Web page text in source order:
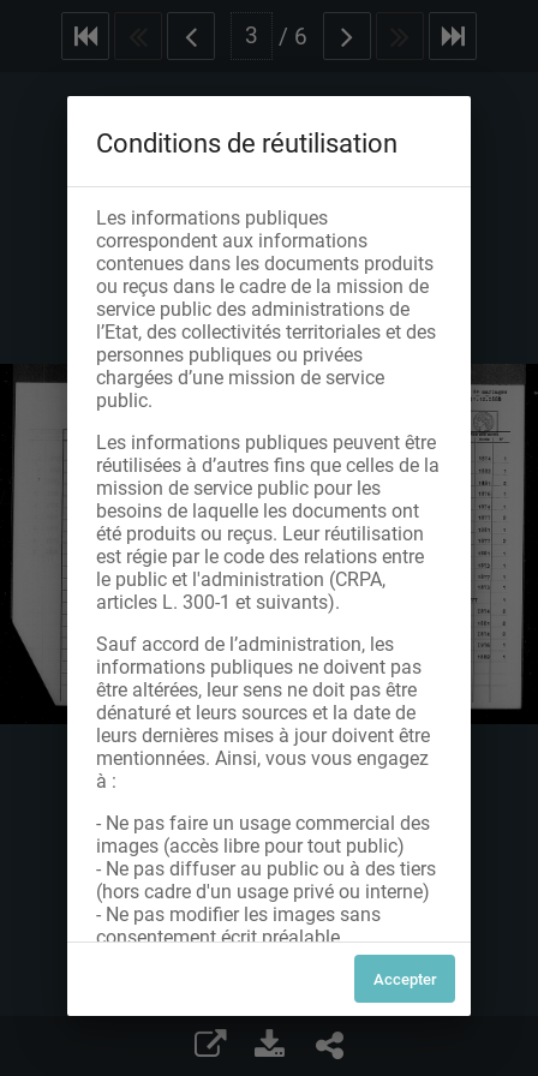
/ 6
Conditions de réutilisation
Les informations publiques
correspondent aux informations
contenues dans les documents produits
ou reçus dans le cadre de la mission de
service public des administrations de
l’Etat, des collectivités territoriales et des
personnes publiques ou privées
chargées d’une mission de service
public.
Les informations publiques peuvent être
réutilisées à d’autres fins que celles de la
mission de service public pour les
besoins de laquelle les documents ont
été produits ou reçus. Leur réutilisation
est régie par le code des relations entre
le public et l'administration (CRPA,
articles L. 300-1 et suivants).
Sauf accord de l’administration, les
informations publiques ne doivent pas
être altérées, leur sens ne doit pas être
dénaturé et leurs sources et la date de
leurs dernières mises à jour doivent être
mentionnées. Ainsi, vous vous engagez
à :
- Ne pas faire un usage commercial des
images (accès libre pour tout public)
- Ne pas diffuser au public ou à des tiers
(hors cadre d'un usage privé ou interne)
- Ne pas modifier les images sans
consentement écrit préalable
Dans le cas contraire, nous vous invitons
à nous contacter afin de solliciter le type
de Licence souhaitée parmi celles
proposées et le cas échéant, acquitter